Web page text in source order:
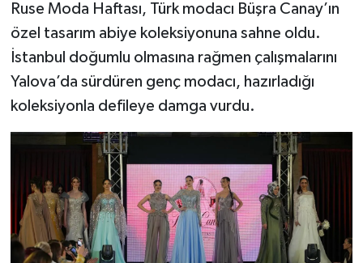
Ruse Moda Haftası, Türk modacı Büşra Canay’ın
özel tasarım abiye koleksiyonuna sahne oldu.
İstanbul doğumlu olmasına rağmen çalışmalarını
Yalova’da sürdüren genç modacı, hazırladığı
koleksiyonla defileye damga vurdu.